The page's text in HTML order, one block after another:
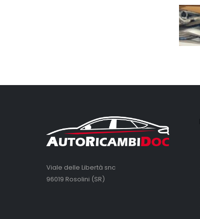
Viale delle Libertà snc
96019 Rosolini (SR)